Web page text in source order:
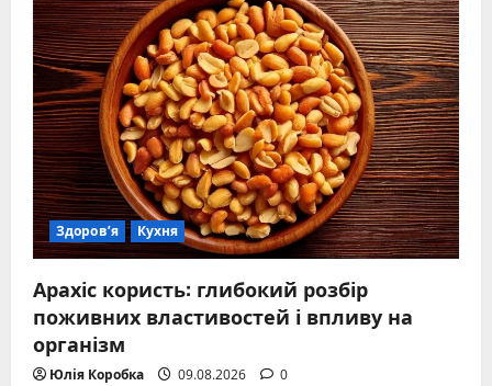
Здоров’я Кухня
Арахіс користь: глибокий розбір
поживних властивостей і впливу на
організм
Юлія Коробка 09.08.2026 0